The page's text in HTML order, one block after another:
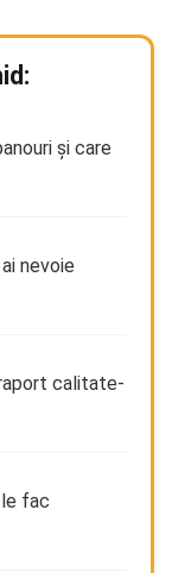
și care
nevoie
calitate-
fac